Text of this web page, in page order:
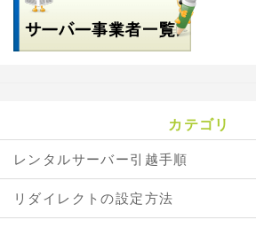
カテゴリ
レンタルサーバー引越手順
リダイレクトの設定方法